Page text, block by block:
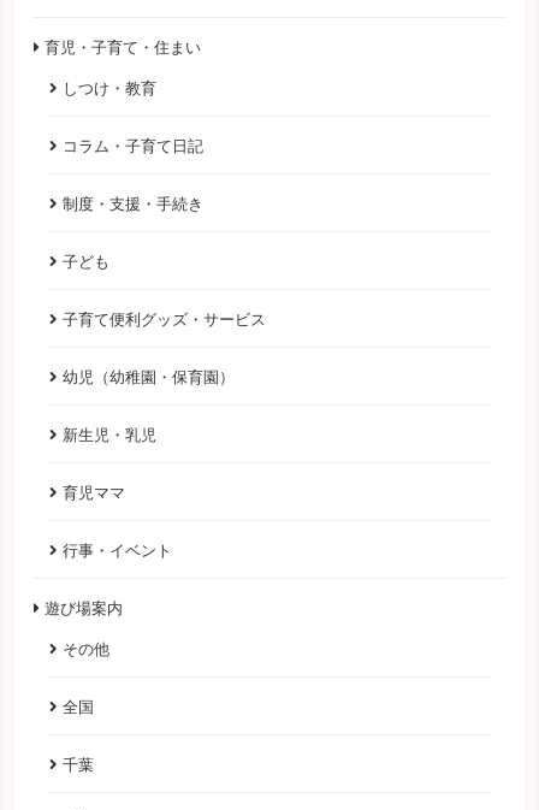
育児・子育て・住まい
しつけ・教育
コラム・子育て日記
制度・支援・手続き
子ども
子育て便利グッズ・サービス
幼児（幼稚園・保育園）
新生児・乳児
育児ママ
行事・イベント
遊び場案内
その他
全国
千葉